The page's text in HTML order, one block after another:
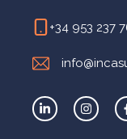
+34 953 237